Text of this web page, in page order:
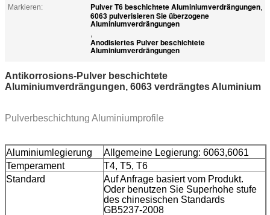
Markieren:
Pulver T6 beschichtete Aluminiumverdrängungen,
6063 pulverisieren Sie überzogene
Aluminiumverdrängungen
,
Anodisiertes Pulver beschichtete
Aluminiumverdrängungen
Antikorrosions-Pulver beschichtete
Aluminiumverdrängungen, 6063 verdrängtes Aluminium
Pulverbeschichtung Aluminiumprofile
Aluminiumlegierung
Allgemeine Legierung: 6063,6061
Temperament
T4, T5, T6
Standard
Auf Anfrage basiert vom Produkt.
Oder benutzen Sie Superhohe stufe
des chinesischen Standards
GB5237-2008